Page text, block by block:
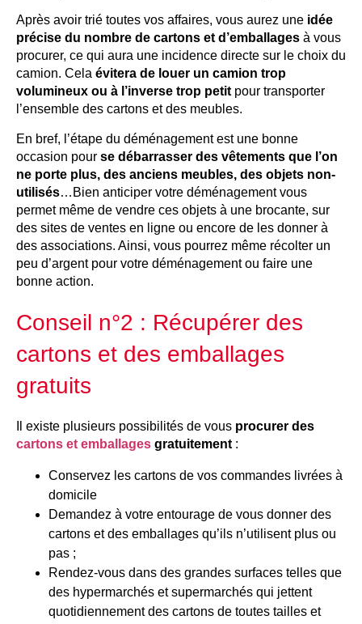
Après avoir trié toutes vos affaires, vous aurez une idée
précise du nombre de cartons et d’emballages à vous
procurer, ce qui aura une incidence directe sur le choix du
camion. Cela évitera de louer un camion trop
volumineux ou à l’inverse trop petit pour transporter
l’ensemble des cartons et des meubles.
En bref, l’étape du déménagement est une bonne
occasion pour se débarrasser des vêtements que l’on
ne porte plus, des anciens meubles, des objets non-
utilisés…Bien anticiper votre déménagement vous
permet même de vendre ces objets à une brocante, sur
des sites de ventes en ligne ou encore de les donner à
des associations. Ainsi, vous pourrez même récolter un
peu d’argent pour votre déménagement ou faire une
bonne action.
Conseil n°2 : Récupérer des
cartons et des emballages
gratuits
Il existe plusieurs possibilités de vous procurer des
cartons et emballages gratuitement :
Conservez les cartons de vos commandes livrées à
domicile
Demandez à votre entourage de vous donner des
cartons et des emballages qu’ils n’utilisent plus ou
pas ;
Rendez-vous dans des grandes surfaces telles que
des hypermarchés et supermarchés qui jettent
quotidiennement des cartons de toutes tailles et